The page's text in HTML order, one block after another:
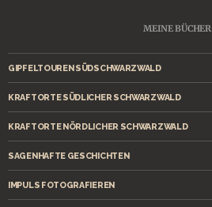
MEINE BÜCHER
GIPFELTOUREN SÜDSCHWARZWALD
KRAFTORTE SÜDLICHER SCHWARZWALD
KRAFTORTE NÖRDLICHER SCHWARZWALD
SAGENHAFTE GESCHICHTEN
IMPULS FOTOGRAFIEREN